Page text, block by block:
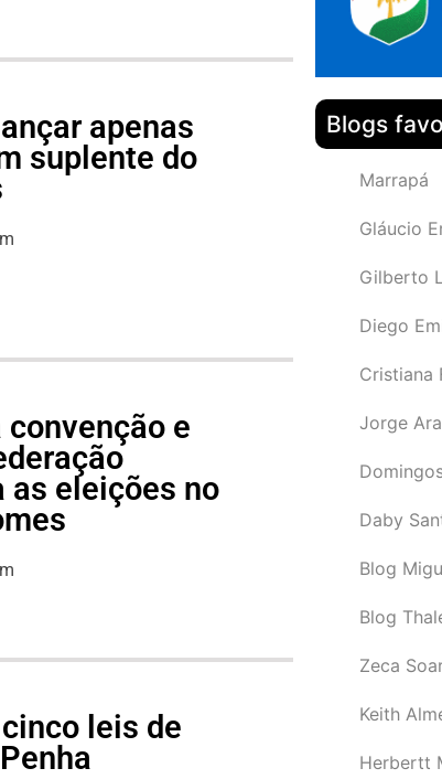
apenas
suplente do
e
as eleições no
leis de
Blogs
Marrapá
Gláucio
Gilberto
Diego
Cristiana
Jorge
Daby
Blog
Blog
Zeca
Keith
Herbertt